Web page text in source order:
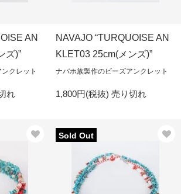
AN
ズ)”
クレット
れ
NAVAJO “TURQUOISE AN
KLET03 25cm(メンズ)”
ナバホ族製作のビーズアンクレット
1,800円(税抜) 売り切れ
Sold Out